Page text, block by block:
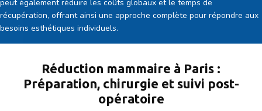
peut également réduire les coûts globaux et le temps de
récupération, offrant ainsi une approche complète pour répondre aux
besoins esthétiques individuels.
Réduction mammaire à Paris :
Préparation, chirurgie et suivi post-
opératoire